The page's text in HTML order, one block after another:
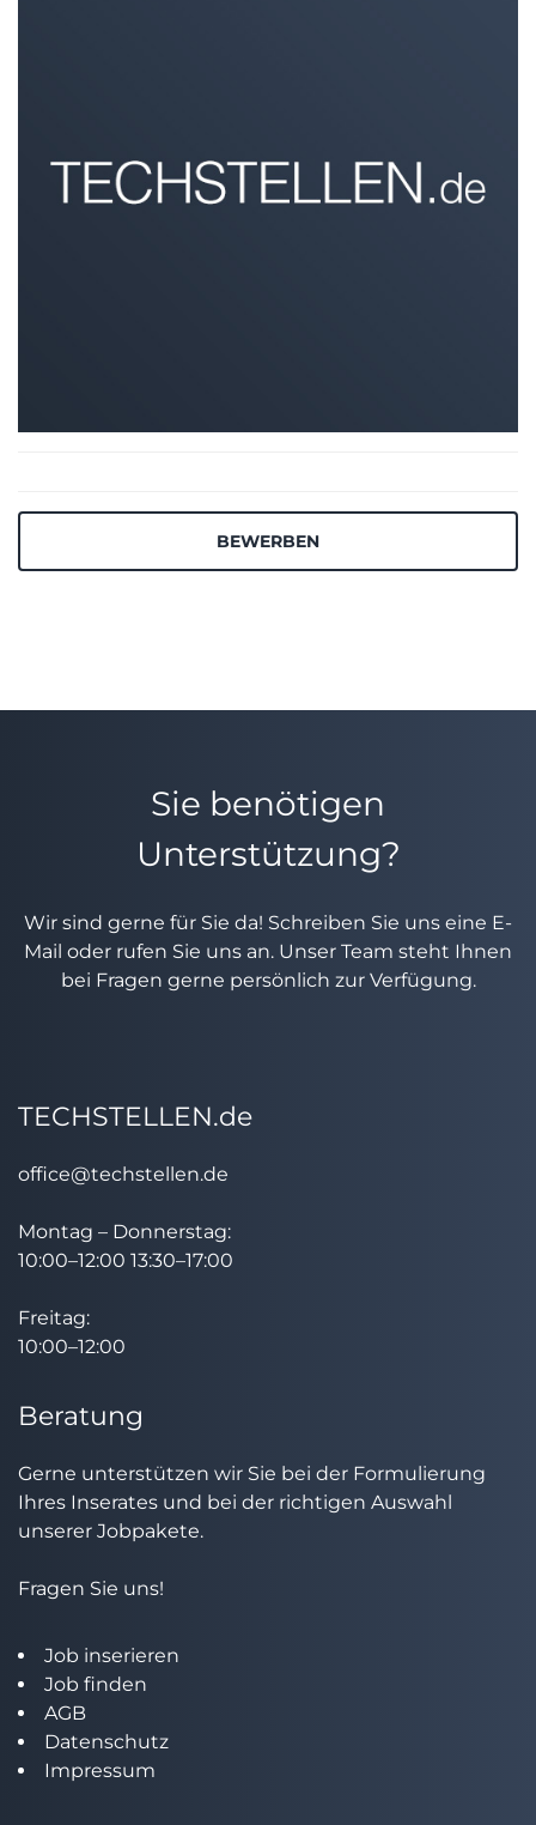
BEWERBEN
Sie benötigen
Unterstützung?
Wir sind gerne für Sie da! Schreiben Sie uns eine E-
Mail oder rufen Sie uns an. Unser Team steht Ihnen
bei Fragen gerne persönlich zur Verfügung.
TECHSTELLEN.de
office@techstellen.de
Montag – Donnerstag:
10:00–12:00 13:30–17:00
Freitag:
10:00–12:00
Beratung
Gerne unterstützen wir Sie bei der Formulierung
Ihres Inserates und bei der richtigen Auswahl
unserer Jobpakete.
Fragen Sie uns!
Job inserieren
Job finden
AGB
Datenschutz
Impressum